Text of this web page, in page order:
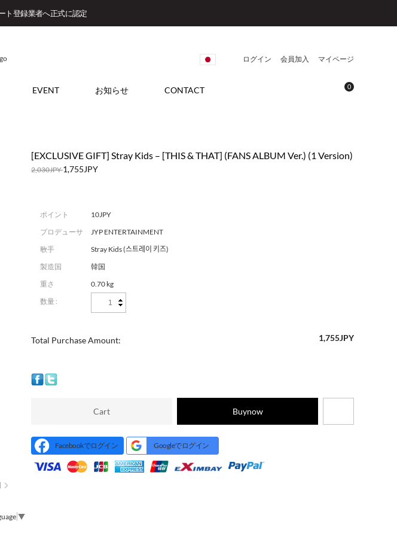
ト登録業者へ正式に認定
ログイン 会員加入 マイページ
EVENT お知らせ CONTACT 0
[EXCLUSIVE GIFT] Stray Kids – [THIS & THAT] (FANS ALBUM Ver.) (1 Version)
2,030JPY1,755JPY
ポイント
10JPY
プロデューサ
ー
JYP ENTERTAINMENT
歌手
Stray Kids (스트레이 키즈)
製造国
韓国
重さ
0.70 kg
数量 :
Total Purchase Amount: 1,755JPY
Cart Buynow
Facebookでログイン Googleでログイン
▼